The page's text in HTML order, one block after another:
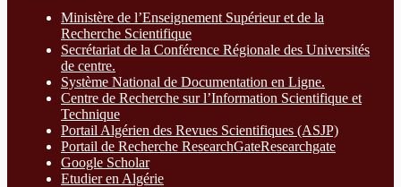
Ministère de l’Enseignement Supérieur et de la
Recherche Scientifique
Secrétariat de la Conférence Régionale des Universités
de centre.
Système National de Documentation en Ligne.
Centre de Recherche sur l’Information Scientifique et
Technique
Portail Algérien des Revues Scientifiques (ASJP)
Portail de Recherche ResearchGateResearchgate
Google Scholar
Etudier en Algérie